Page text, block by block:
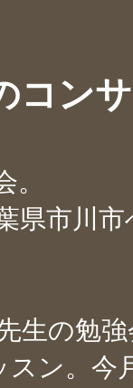
コン
県市川
生の勉
スン。今